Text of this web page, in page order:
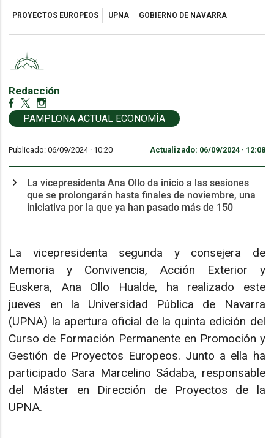
PROYECTOS EUROPEOS UPNA GOBIERNO DE NAVARRA
Redacción
PAMPLONA ACTUAL ECONOMÍA
Publicado: 06/09/2024 · 10:20 Actualizado: 06/09/2024 · 12:08
La vicepresidenta Ana Ollo da inicio a las sesiones
que se prolongarán hasta finales de noviembre, una
iniciativa por la que ya han pasado más de 150
La vicepresidenta segunda y consejera de
Memoria y Convivencia, Acción Exterior y
Euskera, Ana Ollo Hualde, ha realizado este
jueves en la Universidad Pública de Navarra
(UPNA) la apertura oficial de la quinta edición del
Curso de Formación Permanente en Promoción y
Gestión de Proyectos Europeos. Junto a ella ha
participado Sara Marcelino Sádaba, responsable
del Máster en Dirección de Proyectos de la
UPNA.